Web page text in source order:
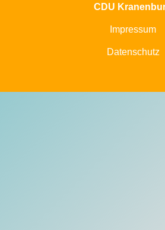
CDU
Impressum
Datenschutz